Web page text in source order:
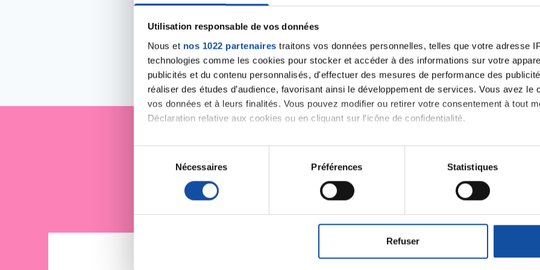
Utilisation responsable de vos données
Nous et nos 1022 partenaires traitons vos données personnelles, telles que votre adresse
technologies comme les cookies pour stocker et accéder à des informations sur votre
publicités et du contenu personnalisés, d'effectuer des mesures de performance des
réaliser des études d’audience, favorisant ainsi le développement de services. Vous avez le
vos données et à leurs finalités. Vous pouvez modifier ou retirer votre consentement à tout
Déclaration relative aux cookies ou en cliquant sur l'icône de confidentialité.
Si vous le permettez, nous aimerions également :
Collecter des informations sur votre localisation géographique qui peuvent être
digitales).
Pour en savoir plus sur le traitement de vos données personnelles et définir vos
. Vous pouvez modifier ou retirer votre consentement à tout moment à partir de la
Nécessaires Préférences Statistiques
Refuser
animation
Je soutiens la Ligue contre